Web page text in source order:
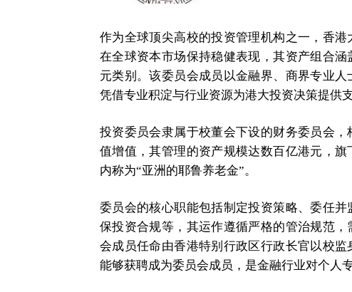
作为全球顶尖高校的投资管理机构之一，香
在全球资本市场保持稳健表现，其资产组合
元类别。该委员会成员以金融界、商界专业
凭借专业积淀与行业资源为港大投资决策提供支
投资委员会隶属于校董会下设的财务委员会
值增值，其管理的资产规模达数百亿港元，
内称为“亚洲的耶鲁养老金”。
委员会的核心职能包括制定投资策略、委任
保投资合规等，其运作遵循严格的管治规范
会成员任命由香港特别行政区行政长官以校
能够获聘成为委员会成员，是金融行业对个人